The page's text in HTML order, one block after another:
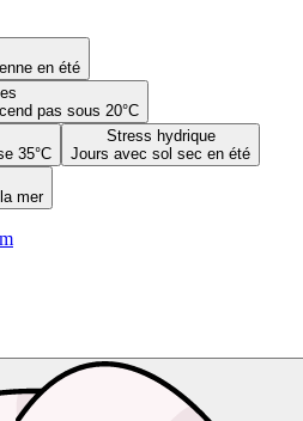
en été
pas sous 20°C
35°C
Stress hydrique
Jours avec sol sec en été
mer